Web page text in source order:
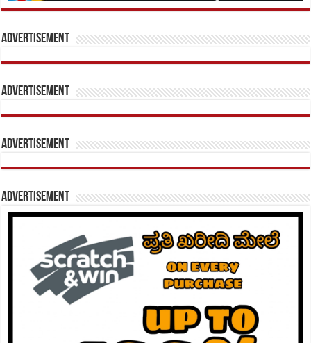
Advertisement
Advertisement
Advertisement
Advertisement